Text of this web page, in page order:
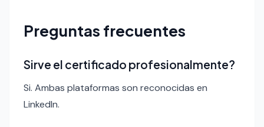
Preguntas frecuentes
Sirve el certificado profesionalmente?
Si. Ambas plataformas son reconocidas en
LinkedIn.